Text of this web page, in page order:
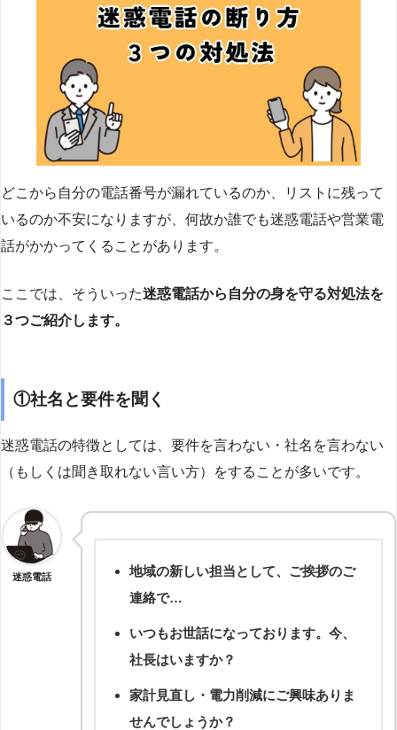
どこから自分の電話番号が漏れているのか、リストに残って
いるのか不安になりますが、何故か誰でも迷惑電話や営業電
話がかかってくることがあります。
ここでは、そういった迷惑電話から自分の身を守る対処法を
３つご紹介します。
①社名と要件を聞く
迷惑電話の特徴としては、要件を言わない・社名を言わない
（もしくは聞き取れない言い方）をすることが多いです。
迷惑電話
地域の新しい担当として、ご挨拶のご
連絡で…
いつもお世話になっております。今、
社長はいますか？
家計見直し・電力削減にご興味ありま
せんでしょうか？